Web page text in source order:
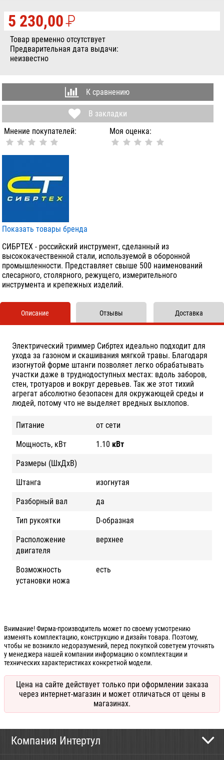
5 230,00P
УБ.
Товар временно отсутствует
Предварительная дата выдачи:
неизвестно
К сравнению
В закладки
Мнение покупателей:
Моя оценка:
Показать товары бренда
СИБРТЕХ - российский инструмент, сделанный из
высококачественной стали, используемой в оборонной
промышленности. Представляет свыше 500 наименований
слесарного, столярного, режущего, измерительного
инструмента и крепежных изделий.
Описание
Электрический триммер Сибртех идеально подходит для
ухода за газоном и скашивания мягкой травы. Благодаря
изогнутой форме штанги позволяет легко обрабатывать
участки даже в труднодоступных местах: вдоль заборов,
стен, тротуаров и вокруг деревьев. Так же этот тихий
агрегат абсолютно безопасен для окружающей среды и
людей, потому что не выделяет вредных выхлопов.
Питание
от сети
Мощность, кВт
1.10 кВт
Размеры (ШxДxВ)
Штанга
изогнутая
Разборный вал
да
Тип рукоятки
D-образная
Расположение
двигателя
верхнее
Возможность
установки ножа
есть
Отзывы Доставка
Внимание! Фирма-производитель может по своему усмотрению
изменять комплектацию, конструкцию и дизайн товара. Поэтому,
чтобы не возникло недоразумений, перед покупкой советуем уточнять
у менеджера нашей компании информацию о комплектации и
технических характеристиках конкретной модели.
Цена на сайте действует только при оформлении заказа
через интернет-магазин и может отличаться от цены в
магазинах.
Компания Интертул